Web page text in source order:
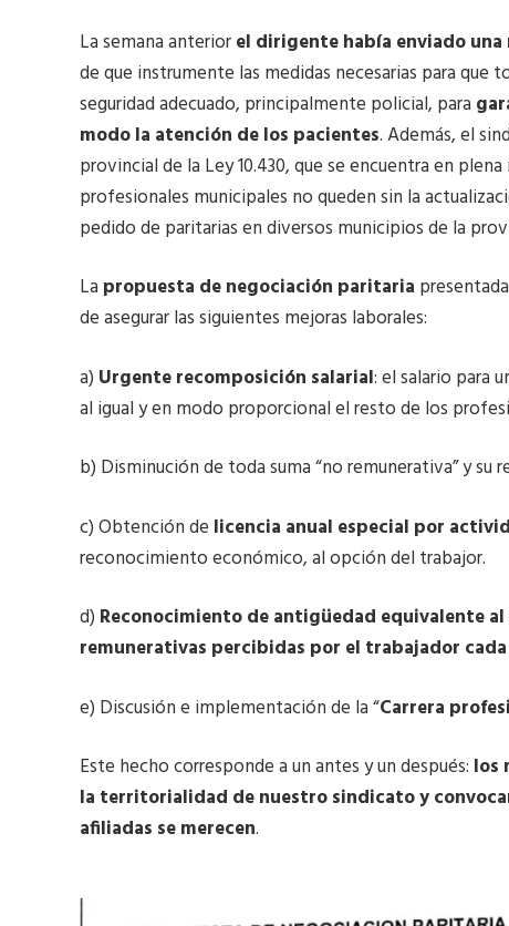
La semana anteriorel dirigente había enviado
de que instrumente las medidas necesarias para
seguridad adecuado, principalmente policial, para
modo la atención de los pacientes. Además, el
provincial de la Ley 10.430, que se encuentra en
profesionales municipales no queden sin la
pedido de paritarias en diversos municipios de la
La propuesta de negociación paritaria
de asegurar las siguientes mejoras laborales:
a) Urgente recomposición salarial: el salario para
al igual y en modo proporcional el resto de los
b) Disminución de toda suma “no remunerativa” y
c) Obtención de licencia anual especial por
reconocimiento económico, al opción del trabajor.
d) Reconocimiento de antigüedad equivalente
remunerativas percibidas por el trabajador
e) Discusión e implementación de la “Carrera
Este hecho corresponde a un antes y un después: los
la territorialidad de nuestro sindicato y
afiliadas se merecen.